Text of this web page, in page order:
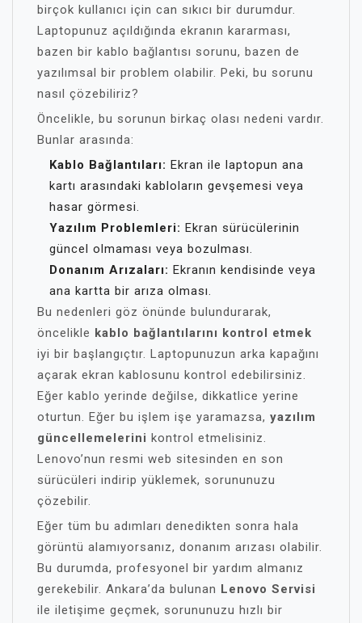
birçok kullanıcı için can sıkıcı bir durumdur.
Laptopunuz açıldığında ekranın kararması,
bazen bir kablo bağlantısı sorunu, bazen de
yazılımsal bir problem olabilir. Peki, bu sorunu
nasıl çözebiliriz?
Öncelikle, bu sorunun birkaç olası nedeni vardır.
Bunlar arasında:
Kablo Bağlantıları: Ekran ile laptopun ana
kartı arasındaki kabloların gevşemesi veya
hasar görmesi.
Yazılım Problemleri: Ekran sürücülerinin
güncel olmaması veya bozulması.
Donanım Arızaları: Ekranın kendisinde veya
ana kartta bir arıza olması.
Bu nedenleri göz önünde bulundurarak,
öncelikle kablo bağlantılarını kontrol etmek
iyi bir başlangıçtır. Laptopunuzun arka kapağını
açarak ekran kablosunu kontrol edebilirsiniz.
Eğer kablo yerinde değilse, dikkatlice yerine
oturtun. Eğer bu işlem işe yaramazsa, yazılım
güncellemelerini kontrol etmelisiniz.
Lenovo’nun resmi web sitesinden en son
sürücüleri indirip yüklemek, sorununuzu
çözebilir.
Eğer tüm bu adımları denedikten sonra hala
görüntü alamıyorsanız, donanım arızası olabilir.
Bu durumda, profesyonel bir yardım almanız
gerekebilir. Ankara’da bulunan Lenovo Servisi
ile iletişime geçmek, sorununuzu hızlı bir